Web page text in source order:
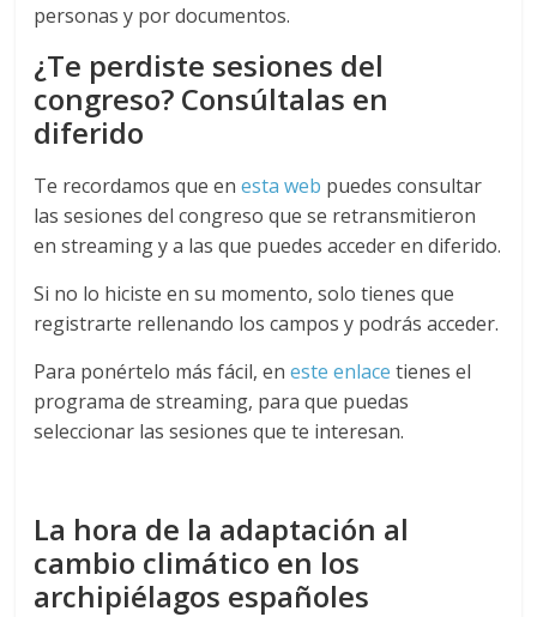
personas y por documentos.
¿Te perdiste sesiones del
congreso? Consúltalas en
diferido
Te recordamos que enesta web puedes consultar
las sesiones del congreso que se retransmitieron
en streaming y a las que puedes acceder en diferido.
Si no lo hiciste en su momento, solo tienes que
registrarte rellenando los campos y podrás acceder.
Para ponértelo más fácil, eneste enlace tienes el
programa de streaming, para que puedas
seleccionar las sesiones que te interesan.
La hora de la adaptación al
cambio climático en los
archipiélagos españoles